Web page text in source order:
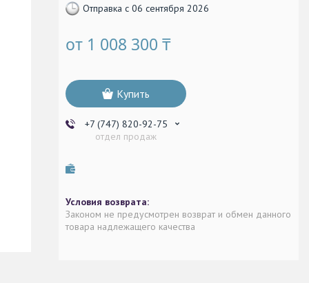
Отправка с 06 сентября 2026
от 1 008 300 ₸
Купить
+7 (747) 820-92-75
отдел продаж
Законом не предусмотрен возврат и обмен данного
товара надлежащего качества